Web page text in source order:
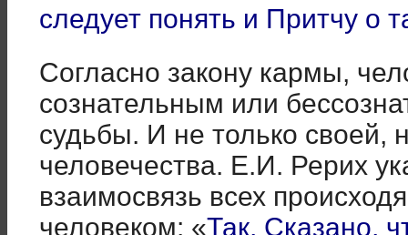
следует понять и Притчу о
Согласно закону кармы,
сознательным или
судьбы. И не только своей,
человечества. Е.И. Рерих
взаимосвязь всех
человеком: «Так, Сказано,